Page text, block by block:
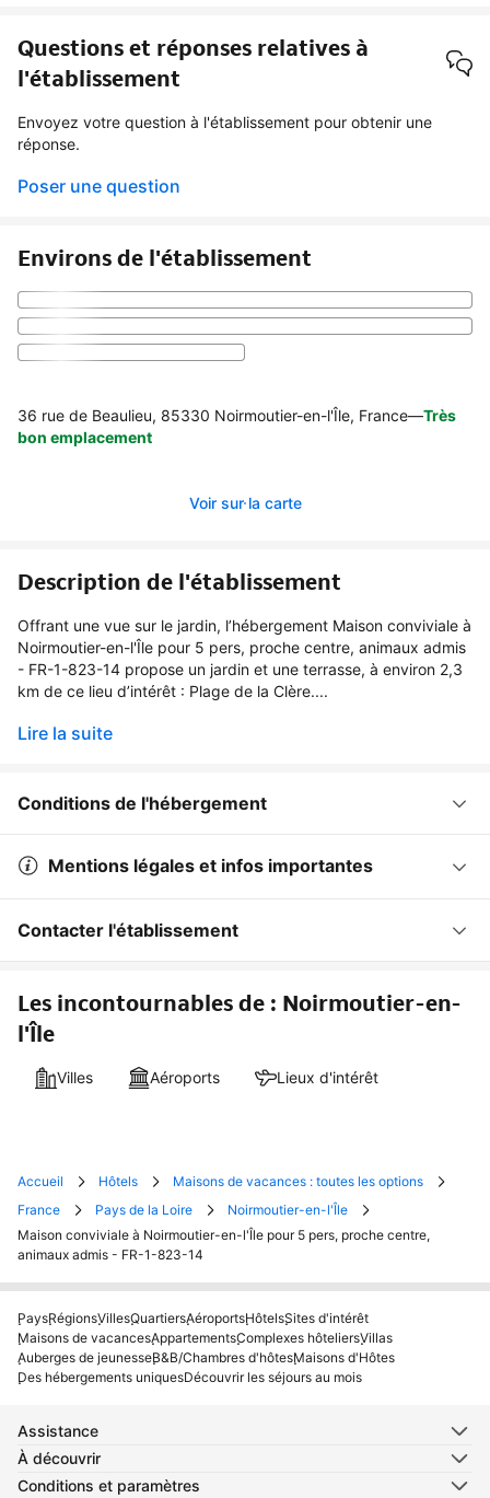
Questions et réponses relatives à
l'établissement
Envoyez votre question à l'établissement pour obtenir une
réponse.
Poser une question
Environs de l'établissement
36 rue de Beaulieu, 85330 Noirmoutier-en-l'Île, France—Très
bon emplacement
Voir sur la carte
Description de l'établissement
Offrant une vue sur le jardin, l’hébergement Maison conviviale à
Noirmoutier-en-l'Île pour 5 pers, proche centre, animaux admis
- FR-1-823-14 propose un jardin et une terrasse, à environ 2,3
km de ce lieu d’intérêt : Plage de la Clère....
Lire la suite
Conditions de l'hébergement
Mentions légales et infos importantes
Contacter l'établissement
Les incontournables de : Noirmoutier-en-
l'Île
Villes Aéroports Lieux d'intérêt
Accueil Hôtels
Maisons de vacances : toutes les options
France
Pays de la Loire
Noirmoutier-en-l'Île
Maison conviviale à Noirmoutier-en-l'Île pour 5 pers, proche centre,
animaux admis - FR-1-823-14
PaysRégionsVillesQuartiersAéroportsHôtelsSites d'intérêt
Maisons de vacancesAppartementsComplexes hôteliersVillas
Auberges de jeunesseB&B/Chambres d'hôtesMaisons d'Hôtes
Des hébergements uniquesDécouvrir les séjours au mois
Assistance
À découvrir
Conditions et paramètres